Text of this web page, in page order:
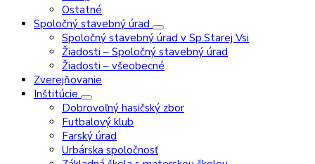
Ostatné
Spoločný stavebný úrad
Spoločný stavebný úrad v Sp.Starej Vsi
Žiadosti – Spoločný stavebný úrad
Žiadosti – všeobecné
Zverejňovanie
Inštitúcie
Dobrovoľný hasičský zbor
Futbalový klub
Farský úrad
Urbárska spoločnosť